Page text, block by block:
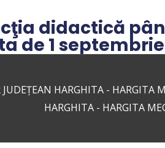
didactică
de 1 septembrie
HARGHITA - HARGITA
HARGHITA - HARGITA